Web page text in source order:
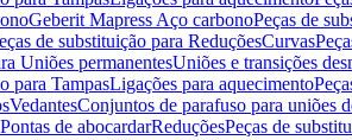
Geberit Mapress Aço carbonoPeças de
de substituição para ReduçõesCurvas
Uniões permanentesUniões e transições
para TampasLigações para aquecimento
VedantesConjuntos de parafuso para uniões
de abocardarReduçõesPeças de